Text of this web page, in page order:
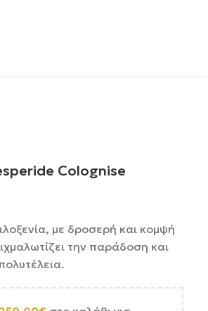
Colognise
με δροσερή και κομψή
την παράδοση και